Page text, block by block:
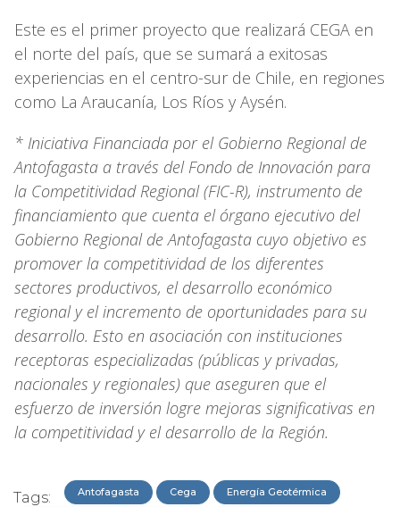
Este es el primer proyecto que realizará CEGA en
el norte del país, que se sumará a exitosas
experiencias en el centro-sur de Chile, en regiones
como La Araucanía, Los Ríos y Aysén.
* Iniciativa Financiada por el Gobierno Regional de
Antofagasta a través del Fondo de Innovación para
la Competitividad Regional (FIC-R), instrumento de
financiamiento que cuenta el órgano ejecutivo del
Gobierno Regional de Antofagasta cuyo objetivo es
promover la competitividad de los diferentes
sectores productivos, el desarrollo económico
regional y el incremento de oportunidades para su
desarrollo. Esto en asociación con instituciones
receptoras especializadas (públicas y privadas,
nacionales y regionales) que aseguren que el
esfuerzo de inversión logre mejoras significativas en
la competitividad y el desarrollo de la Región.
Tags: Antofagasta Cega Energía Geotérmica